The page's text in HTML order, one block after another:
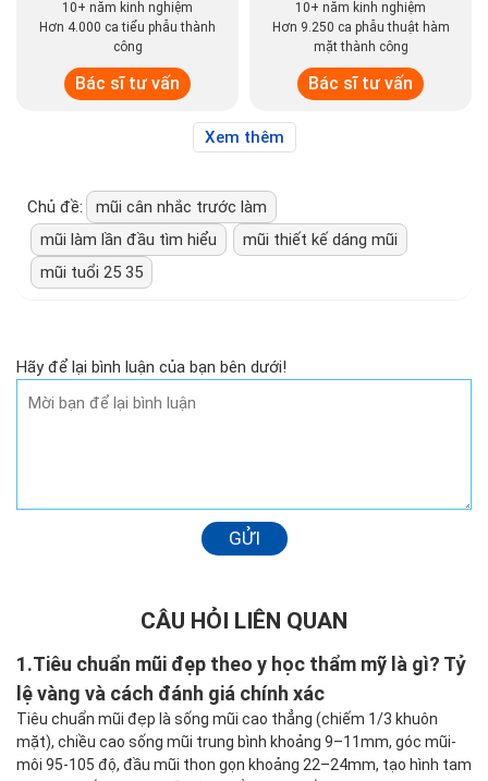
10+ năm kinh nghiệm
Hơn 4.000 ca tiểu phẫu thành
công
Bác sĩ tư vấn
10+ năm kinh nghiệm
Hơn 9.250 ca phẫu thuật hàm
mặt thành công
Bác sĩ tư vấn
Xem thêm
Chủ đề:
mũi cân nhắc trước làm
mũi làm lần đầu tìm hiểu
mũi thiết kế dáng mũi
mũi tuổi 25 35
Hãy để lại bình luận của bạn bên dưới!
GỬI
CÂU HỎI LIÊN QUAN
1.Tiêu chuẩn mũi đẹp theo y học thẩm mỹ là gì? Tỷ
lệ vàng và cách đánh giá chính xác
Tiêu chuẩn mũi đẹp là sống mũi cao thẳng (chiếm 1/3 khuôn
mặt), chiều cao sống mũi trung bình khoảng 9–11mm, góc mũi-
môi 95-105 độ, đầu mũi thon gọn khoảng 22–24mm, tạo hình tam